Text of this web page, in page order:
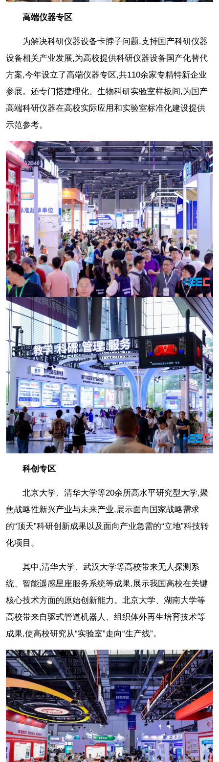
高端仪器专区
为解决科研仪器设备卡脖子问题,支持国产科研仪器
设备相关产业发展,为高校提供科研仪器设备国产化替代
方案,今年设立了高端仪器专区,共110余家专精特新企业
参展。还专门搭建理化、生物科研实验室样板间,为国产
高端科研仪器在高校实际应用和实验室标准化建设提供
示范参考。
科创专区
北京大学、清华大学等20余所高水平研究型大学,聚
焦战略性新兴产业与未来产业,展示面向国家战略需求
的“顶天”科研创新成果以及面向产业急需的“立地”科技转
化项目。
其中,清华大学、武汉大学等高校带来无人探测系
统、智能遥感星座服务系统等成果,展示我国高校在关键
核心技术方面的原始创新能力。北京大学、湖南大学等
高校带来自驱式管道机器人、组织体外再生培育技术等
成果,使高校研究从“实验室”走向“生产线”。